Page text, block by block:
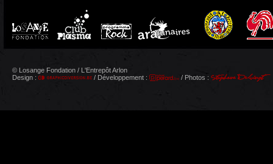
© Losange Fondation / L'Entrepôt Arlon
Design :
/ Développement : / Photos :